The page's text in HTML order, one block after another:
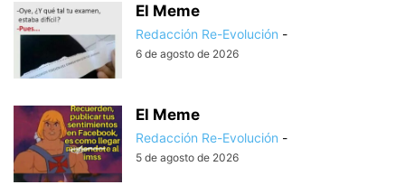
El Meme
Redacción Re-Evolución -
6 de agosto de 2026
El Meme
Redacción Re-Evolución -
5 de agosto de 2026